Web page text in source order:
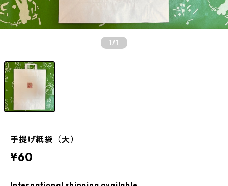
1/1
手提げ紙袋（大）
¥60